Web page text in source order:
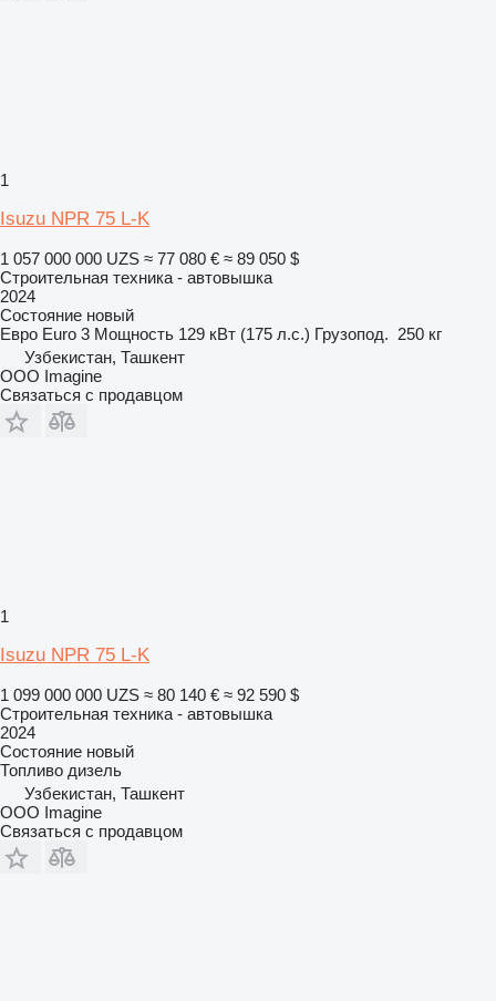
1
Isuzu NPR 75 L-K
1 057 000 000 UZS ≈ 77 080 € ≈ 89 050 $
Строительная техника - автовышка
2024
Состояние новый
Евро Euro 3 Мощность 129 кВт (175 л.с.) Грузопод. 250 кг
Узбекистан, Ташкент
OOO Imagine
Связаться с продавцом
1
Isuzu NPR 75 L-K
1 099 000 000 UZS ≈ 80 140 € ≈ 92 590 $
Строительная техника - автовышка
2024
Состояние новый
Топливо дизель
Узбекистан, Ташкент
OOO Imagine
Связаться с продавцом